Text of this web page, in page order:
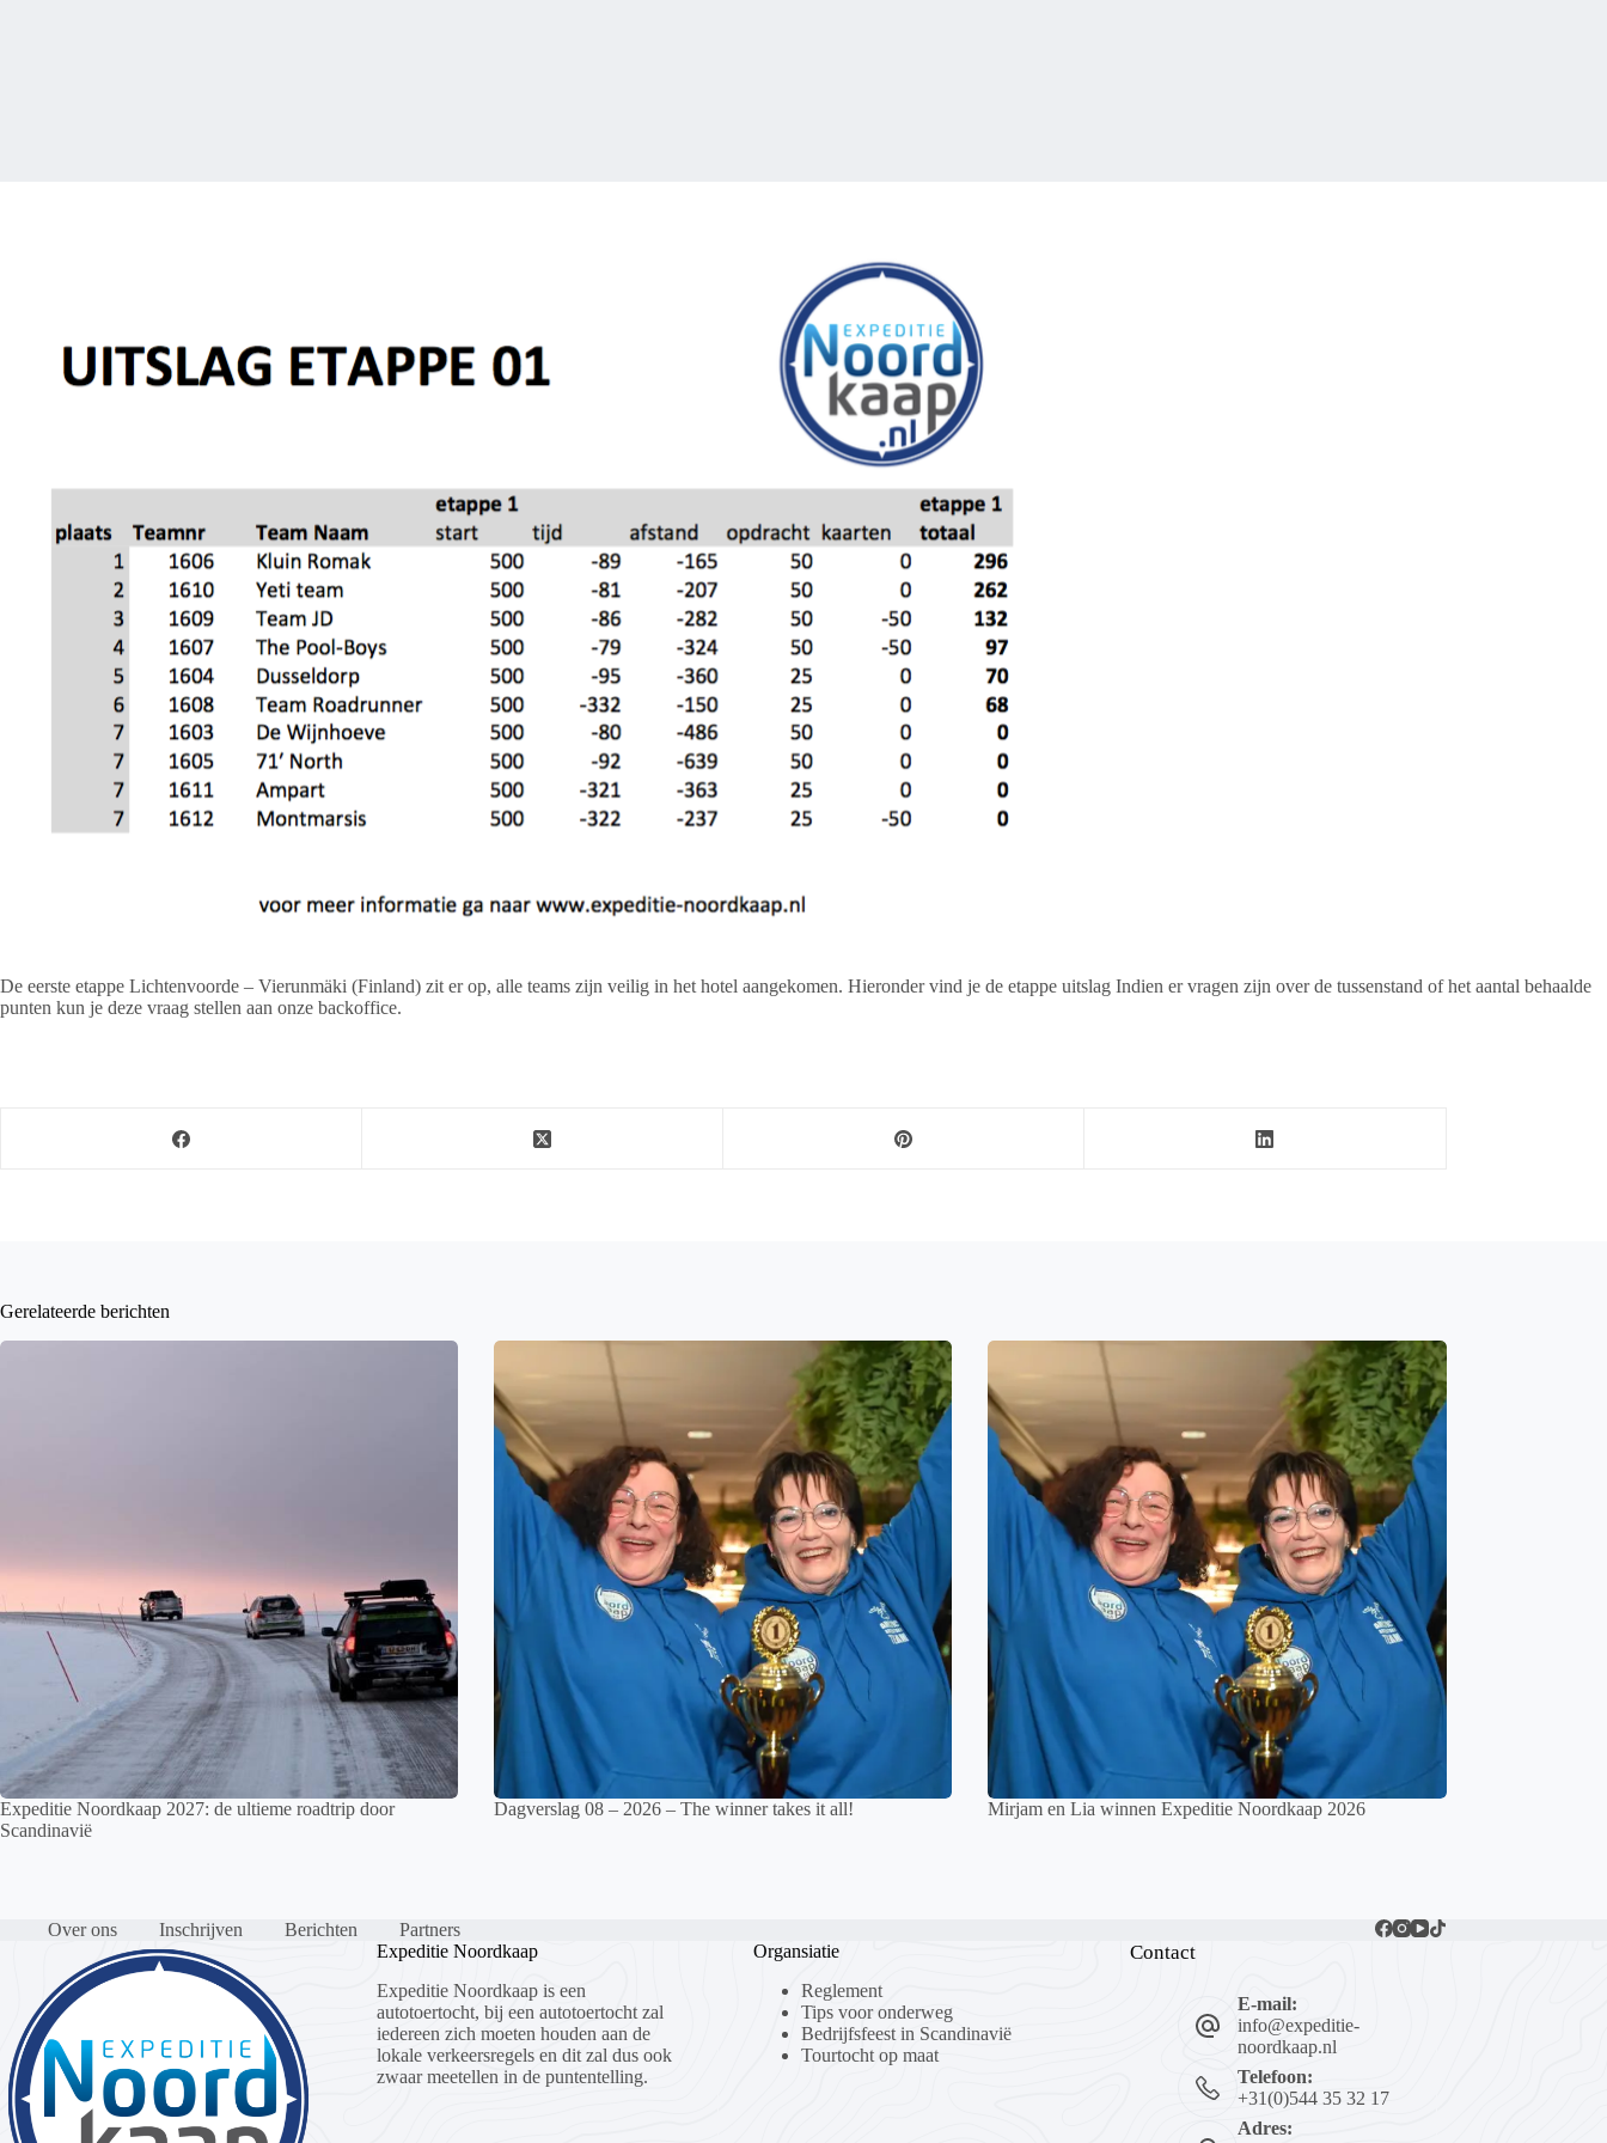
De eerste etappe Lichtenvoorde – Vierunmäki (Finland) zit er op, alle teams zijn veilig in het hotel aangekomen. Hieronder vind je de etappe uitslag Indien er vragen zijn over de tussenstand of het aantal behaalde
punten kun je deze vraag stellen aan onze backoffice.
Gerelateerde berichten
Expeditie Noordkaap 2027: de ultieme roadtrip door
Scandinavië
Dagverslag 08 – 2026 – The winner takes it all! Mirjam en Lia winnen Expeditie Noordkaap 2026
Over ons Inschrijven Berichten
Partners
Expeditie Noordkaap
Expeditie Noordkaap is een
autotoertocht, bij een autotoertocht zal
iedereen zich moeten houden aan de
lokale verkeersregels en dit zal dus ook
zwaar meetellen in de puntentelling.
Organsiatie
Reglement
Tips voor onderweg
Bedrijfsfeest in Scandinavië
Tourtocht op maat
Contact
E-mail:
info@expeditie-
noordkaap.nl
Telefoon:
+31(0)544 35 32 17
Adres: